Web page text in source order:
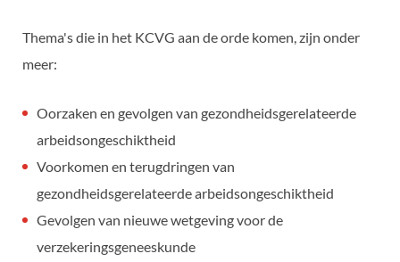
Thema's die in het KCVG aan de orde komen, zijn onder
meer:
Oorzaken en gevolgen van gezondheidsgerelateerde
arbeidsongeschiktheid
Voorkomen en terugdringen van
gezondheidsgerelateerde arbeidsongeschiktheid
Gevolgen van nieuwe wetgeving voor de
verzekeringsgeneeskunde